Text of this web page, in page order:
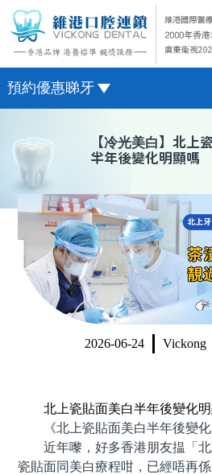
預約優惠睇牙
醫院簡介 hospital introduction
醫生介紹 doctor introduction
醫療新聞 medical news
種植牙 dental implant
箍牙 orthodontics
收費標準 change standard
微信預約
WhatsApp預約
【冷光美白】北上
半年後變化明顯嗎
2026-06-24 Vickong
北上瓷貼面美白半年後變化
《北上瓷貼面美白半年後變化
近年嚟，好多香港朋友揾「北
瓷貼面同美白療程咁，已經唔再